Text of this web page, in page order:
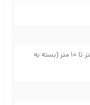
معمولاً در طول‌های مختلف از 1 متر تا 10 متر (بسته به